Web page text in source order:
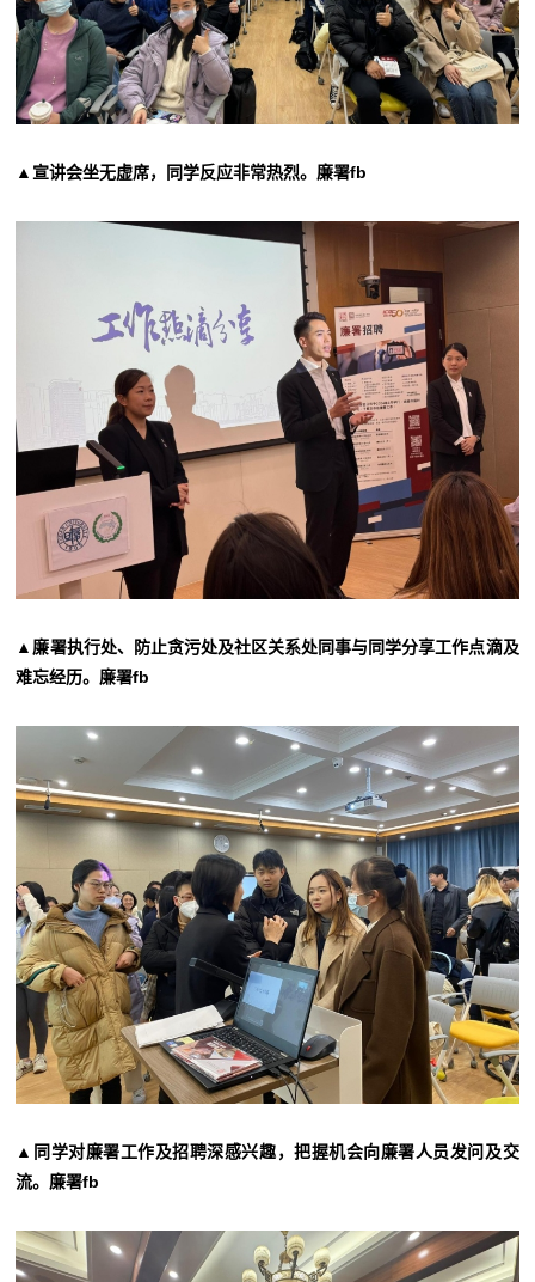
▲宣讲会坐无虚席，同学反应非常热烈。廉署fb
▲廉署执行处、防止贪污处及社区关系处同事与同学分享工作点滴及
难忘经历。廉署fb
▲同学对廉署工作及招聘深感兴趣，把握机会向廉署人员发问及交
流。廉署fb